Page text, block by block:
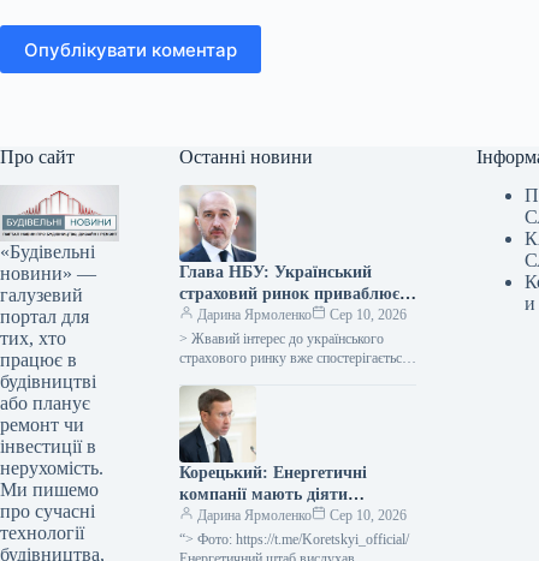
Опублікувати коментар
Про сайт
«Будівельні
новини» —
галузевий
портал для
тих, хто
працює в
будівництві
або планує
ремонт чи
інвестиції в
нерухомість.
Ми пишемо
про сучасні
технології
будівництва,
Останні новини
Глава НБУ: Український
страховий ринок приваблює
значну увагу, що
підтверджується
реалізованими угодами.
Дарина Ярмоленко
Сер 10, 2026
> Жвавий інтерес до українського
страхового ринку вже спостерігається,
угодами, заявив керівник
Національного банку України Андрій
Пишний…
Корецький: Енергетичні
компанії мають діяти
проактивно та брати на себе
підвищену відповідальність.
Дарина Ярмоленко
Сер 10, 2026
“> Фото: https://t.me/Koretskyi_official/
и